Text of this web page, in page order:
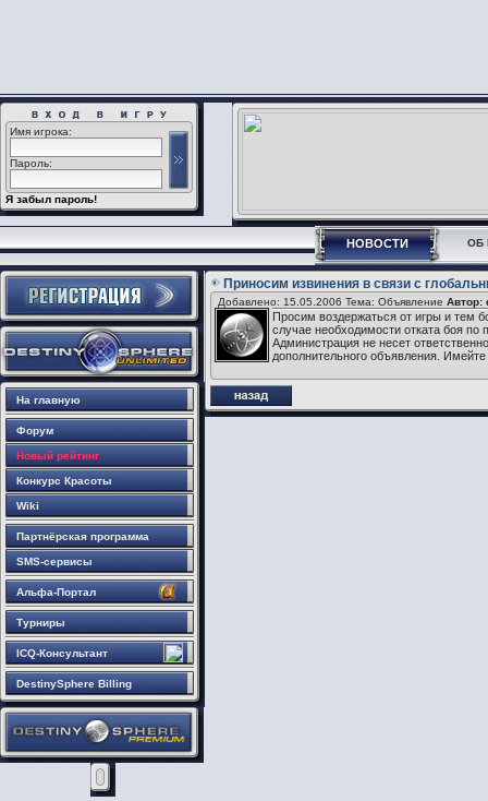
Имя игрока:
Пароль:
Я забыл пароль!
НОВОСТИ ОБ
На главную
Форум
Новый рейтинг
Конкурс Красоты
Wiki
Партнёрская программа
SMS-сервисы
Альфа-Портал
Турниры
ICQ-Консультант
DestinySphere Billing
Приносим извинения в связи с
Добавлено: 15.05.2006 Тема: Объявление Автор:
Просим воздержаться от игры и тем
случае необходимости отката боя по
Администрация не несет
дополнительного объявления.